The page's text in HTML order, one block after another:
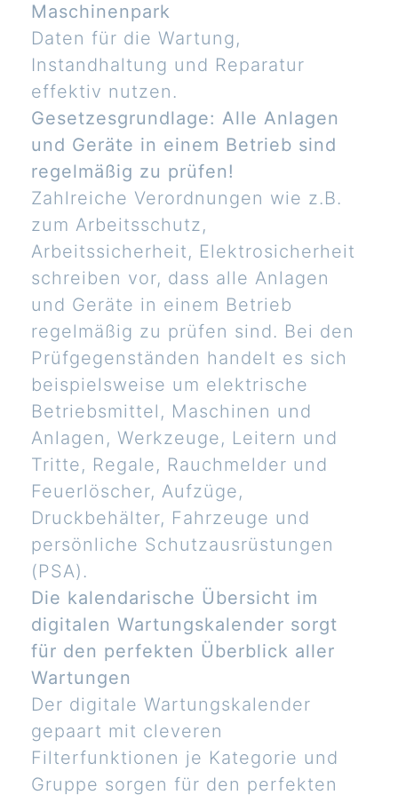
Maschinenpark
Daten für die Wartung,
Instandhaltung und Reparatur
effektiv nutzen.
Gesetzesgrundlage: Alle Anlagen
und Geräte in einem Betrieb sind
regelmäßig zu prüfen!
Zahlreiche Verordnungen wie z.B.
zum Arbeitsschutz,
Arbeitssicherheit, Elektrosicherheit
schreiben vor, dass alle Anlagen
und Geräte in einem Betrieb
regelmäßig zu prüfen sind. Bei den
Prüfgegenständen handelt es sich
beispielsweise um elektrische
Betriebsmittel, Maschinen und
Anlagen, Werkzeuge, Leitern und
Tritte, Regale, Rauchmelder und
Feuerlöscher, Aufzüge,
Druckbehälter, Fahrzeuge und
persönliche Schutzausrüstungen
(PSA).
Die kalendarische Übersicht im
digitalen Wartungskalender sorgt
für den perfekten Überblick aller
Wartungen
Der digitale Wartungskalender
gepaart mit cleveren
Filterfunktionen je Kategorie und
Gruppe sorgen für den perfekten